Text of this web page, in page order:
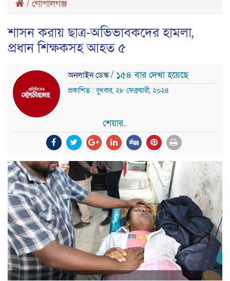
/ গোপালগঞ্জ
শাসন করায় ছাত্র-অভিভাবকদের হামলা,
প্রধান শিক্ষকসহ আহত ৫
অনলাইন ডেস্ক/ ১৫৪ বার দেখা হয়েছে
প্রকাশিত : বুধবার, ২৮ ফেব্রুয়ারী, ২০২৪
শেয়ার..